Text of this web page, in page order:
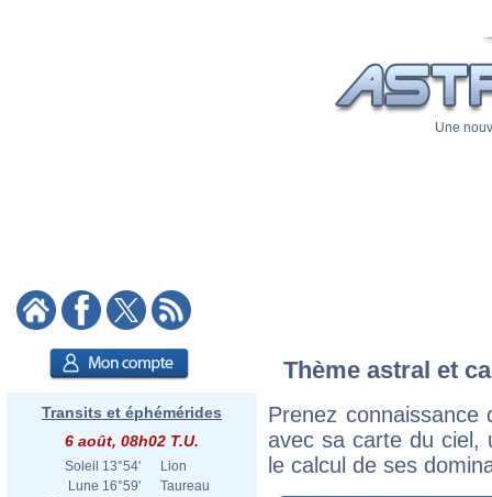
Une
Transits et éphémérides
6 août, 08h02 T.U.
Soleil 13°54'
Lion
Lune 16°59'
Taureau
Thème astral et
Prenez
avec sa carte du ciel,
le calcul de ses